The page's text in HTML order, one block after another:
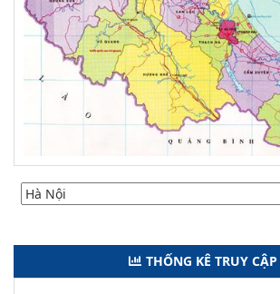
THỐNG KÊ TRUY CẬP